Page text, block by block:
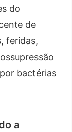
do
de
feridas,
bactérias
a